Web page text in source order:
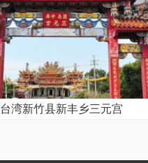
台湾新竹县新丰乡三元宫